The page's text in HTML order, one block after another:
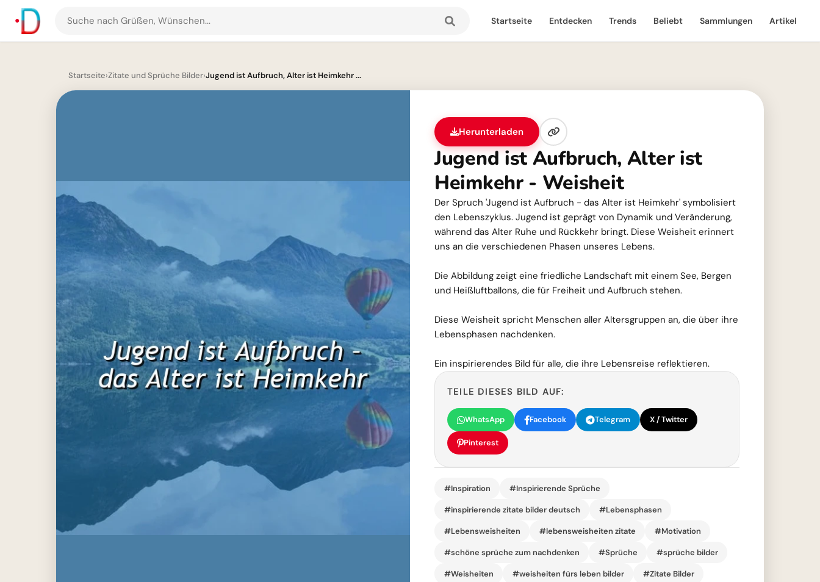
Suche
nach
und
Startseite Entdecken Trends Beliebt Sammlungen Artikel
Startseite›Zitate und Sprüche Bilder›Jugend ist Aufbruch, Alter ist Heimkehr ...
Herunterladen
Jugend ist Aufbruch, Alter ist
Heimkehr - Weisheit
Der Spruch 'Jugend ist Aufbruch - das Alter ist Heimkehr' symbolisiert
den Lebenszyklus. Jugend ist geprägt von Dynamik und Veränderung,
während das Alter Ruhe und Rückkehr bringt. Diese Weisheit erinnert
uns an die verschiedenen Phasen unseres Lebens.
Die Abbildung zeigt eine friedliche Landschaft mit einem See, Bergen
und Heißluftballons, die für Freiheit und Aufbruch stehen.
Diese Weisheit spricht Menschen aller Altersgruppen an, die über ihre
Lebensphasen nachdenken.
Ein inspirierendes Bild für alle, die ihre Lebensreise reflektieren.
TEILE DIESES BILD AUF:
WhatsApp Facebook Telegram X / Twitter
Pinterest
#Inspiration #Inspirierende Sprüche
#inspirierende zitate bilder deutsch #Lebensphasen
#Lebensweisheiten #lebensweisheiten zitate #Motivation
#schöne sprüche zum nachdenken #Sprüche #sprüche bilder
#Weisheiten #weisheiten fürs leben bilder #Zitate Bilder